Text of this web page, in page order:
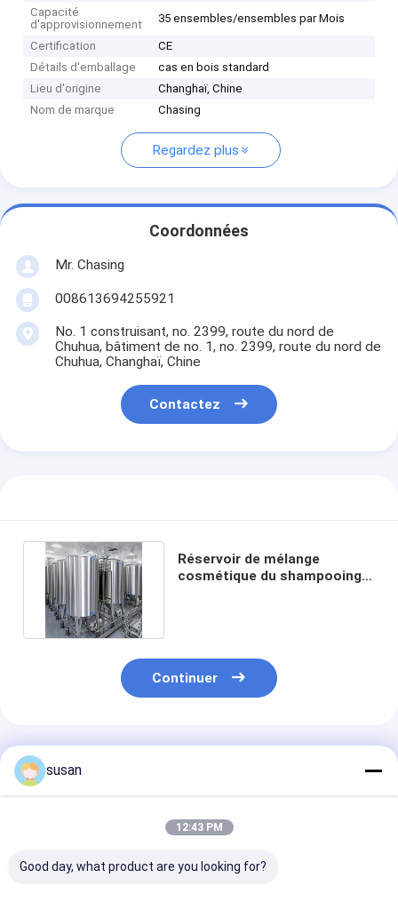
Capacité
d'approvisionnement
35 ensembles/ensembles par Mois
Certification
CE
Détails d'emballage
cas en bois standard
Lieu d'origine
Changhaï, Chine
Nom de marque
Chasing
Regardez plus
Coordonnées
Mr. Chasing
008613694255921
No. 1 construisant, no. 2399, route du nord de
Chuhua, bâtiment de no. 1, no. 2399, route du nord de
Chuhua, Changhaï, Chine
Contactez
Réservoir de mélange
cosmétique du shampooing
Continuer
Produits Recommandés
susan
12:43 PM
Good day, what product are you looking for?